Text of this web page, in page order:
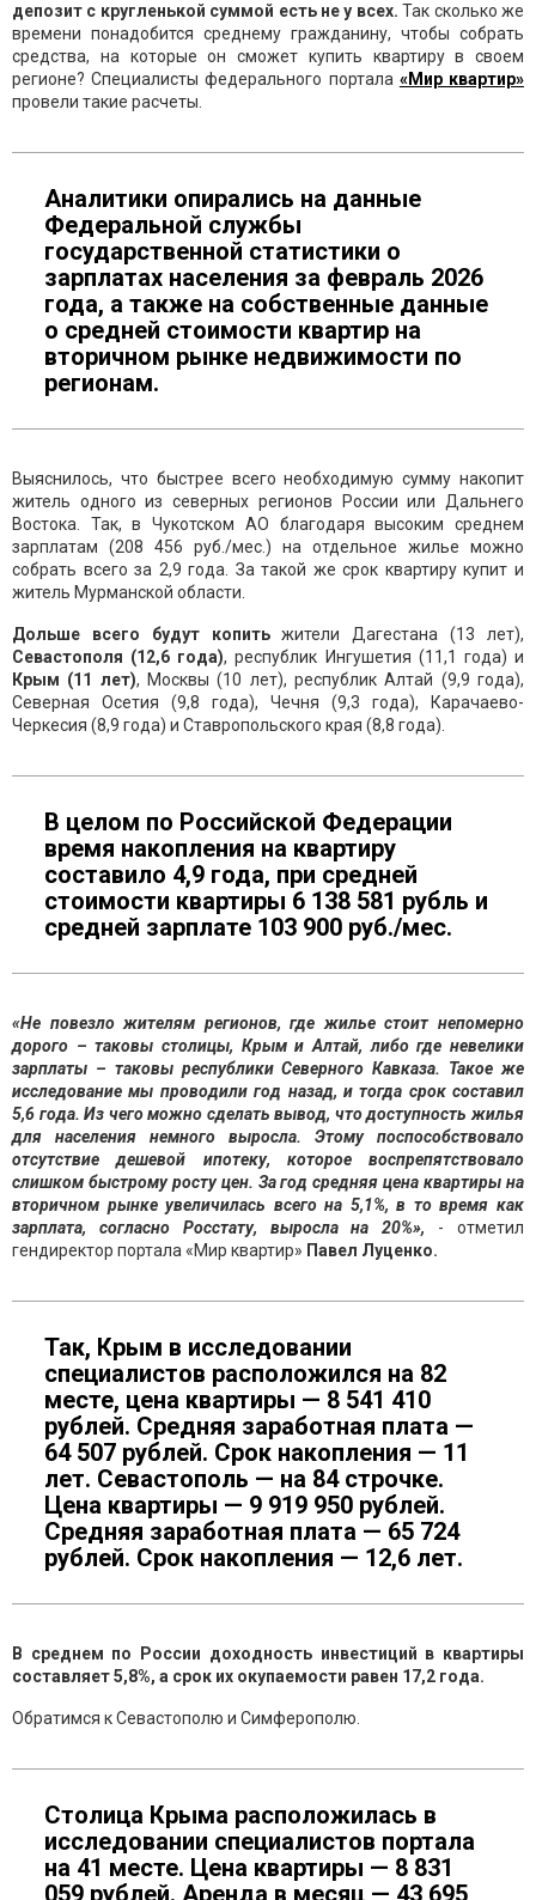
депозит с кругленькой суммой есть не у всех. Так сколько же
времени понадобится среднему гражданину, чтобы собрать
средства, на которые он сможет купить квартиру в своем
регионе? Специалисты федерального портала «Мир квартир»
провели такие расчеты.
Аналитики опирались на данные
Федеральной службы
государственной статистики о
зарплатах населения за февраль 2026
года, а также на собственные данные
о средней стоимости квартир на
вторичном рынке недвижимости по
регионам.
Выяснилось, что быстрее всего необходимую сумму накопит
житель одного из северных регионов России или Дальнего
Востока. Так, в Чукотском АО благодаря высоким среднем
зарплатам (208 456 руб./мес.) на отдельное жилье можно
собрать всего за 2,9 года. За такой же срок квартиру купит и
житель Мурманской области.
Дольше всего будут копитьжители Дагестана (13 лет),
Севастополя (12,6 года), республик Ингушетия (11,1 года) и
Крым (11 лет), Москвы (10 лет), республик Алтай (9,9 года),
Северная Осетия (9,8 года), Чечня (9,3 года), Карачаево-
Черкесия (8,9 года) и Ставропольского края (8,8 года).
В целом по Российской Федерации
время накопления на квартиру
составило 4,9 года, при средней
стоимости квартиры 6 138 581 рубль и
средней зарплате 103 900 руб./мес.
«Не повезло жителям регионов, где жилье стоит непомерно
дорого – таковы столицы, Крым и Алтай, либо где невелики
зарплаты – таковы республики Северного Кавказа. Такое же
исследование мы проводили год назад, и тогда срок составил
5,6 года. Из чего можно сделать вывод, что доступность жилья
для населения немного выросла. Этому поспособствовало
отсутствие дешевой ипотеку, которое воспрепятствовало
слишком быстрому росту цен. За год средняя цена квартиры на
вторичном рынке увеличилась всего на 5,1%, в то время как
зарплата, согласно Росстату, выросла на 20%», - отметил
гендиректор портала «Мир квартир» Павел Луценко.
Так, Крым в исследовании
специалистов расположился на 82
месте, цена квартиры — 8 541 410
рублей. Средняя заработная плата —
64 507 рублей. Срок накопления — 11
лет. Севастополь — на 84 строчке.
Цена квартиры — 9 919 950 рублей.
Средняя заработная плата — 65 724
рублей. Срок накопления — 12,6 лет.
В среднем по России доходность инвестиций в квартиры
составляет 5,8%, а срок их окупаемости равен 17,2 года.
Обратимся к Севастополю и Симферополю.
Столица Крыма расположилась в
исследовании специалистов портала
на 41 месте. Цена квартиры — 8 831
059 рублей. Аренда в месяц — 43 695